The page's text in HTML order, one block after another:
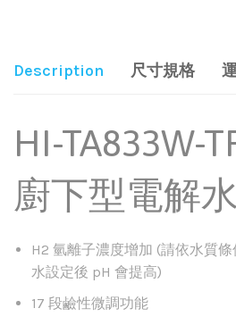
Description 尺寸規格
HI-TA833W-
廚下型電解
H2 氫離子濃度增加 (請依水質
水設定後 pH 會提高)
17 段鹼性微調功能